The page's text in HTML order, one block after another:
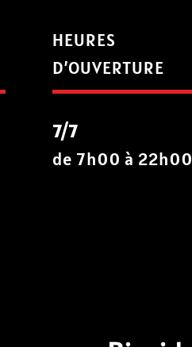
HEURES
D’OUVERTURE
7/7
de 7h00 à 22h00